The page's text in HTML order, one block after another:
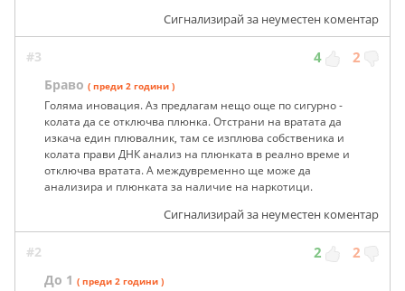
Сигнализирай за неуместен коментар
#3 4 2
Браво ( преди 2 години )
Голяма иновация. Аз предлагам нещо още по сигурно -
колата да се отключва плюнка. Отстрани на вратата да
изкача един плювалник, там се изплюва собственика и
колата прави ДНК анализ на плюнката в реално време и
отключва вратата. А междувременно ще може да
анализира и плюнката за наличие на наркотици.
Сигнализирай за неуместен коментар
#2 2 2
До 1 ( преди 2 години )